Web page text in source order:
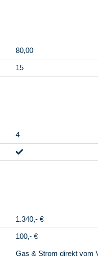
80,00
15
4
1.340,- €
100,- €
Gas & Strom direkt vom